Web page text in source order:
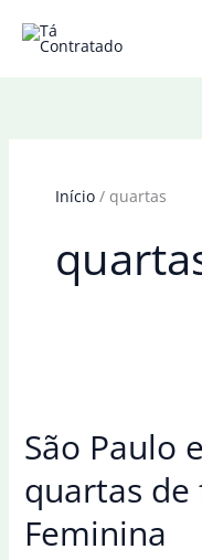
para
Início quartas
São Paulo
quartas de
Feminina